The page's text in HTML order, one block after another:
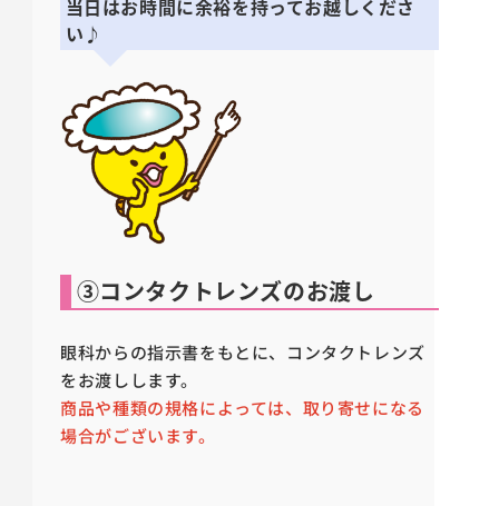
当日はお時間に余裕を持ってお越しくださ
い♪
③コンタクトレンズのお渡し
眼科からの指示書をもとに、コンタクトレンズ
をお渡しします。
商品や種類の規格によっては、取り寄せになる
場合がございます。